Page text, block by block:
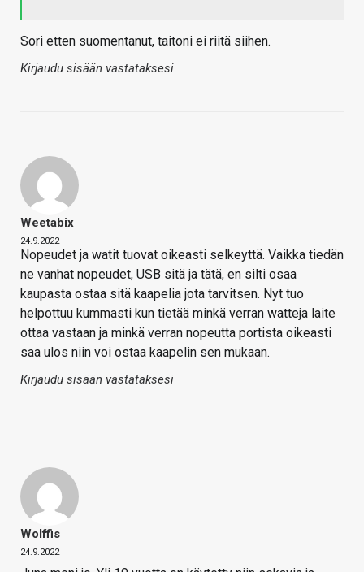
Sori etten suomentanut, taitoni ei riitä siihen.
Kirjaudu sisään vastataksesi
Weetabix
24.9.2022
Nopeudet ja watit tuovat oikeasti selkeyttä. Vaikka tiedän
ne vanhat nopeudet, USB sitä ja tätä, en silti osaa
kaupasta ostaa sitä kaapelia jota tarvitsen. Nyt tuo
helpottuu kummasti kun tietää minkä verran watteja laite
ottaa vastaan ja minkä verran nopeutta portista oikeasti
saa ulos niin voi ostaa kaapelin sen mukaan.
Kirjaudu sisään vastataksesi
Wolffis
24.9.2022